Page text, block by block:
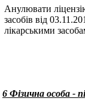
Анулювати
засобів від
лікарськими
6 Фізична особа -